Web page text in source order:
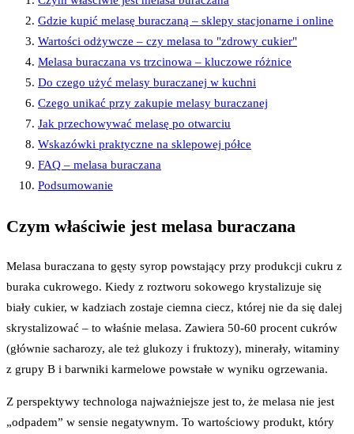
Gdzie kupić melasę buraczaną – sklepy stacjonarne i online
Wartości odżywcze – czy melasa to "zdrowy cukier"
Melasa buraczana vs trzcinowa – kluczowe różnice
Do czego użyć melasy buraczanej w kuchni
Czego unikać przy zakupie melasy buraczanej
Jak przechowywać melasę po otwarciu
Wskazówki praktyczne na sklepowej półce
FAQ – melasa buraczana
Podsumowanie
Czym właściwie jest melasa buraczana
Melasa buraczana to gęsty syrop powstający przy produkcji cukru z
buraka cukrowego. Kiedy z roztworu sokowego krystalizuje się
biały cukier, w kadziach zostaje ciemna ciecz, której nie da się dalej
skrystalizować – to właśnie melasa. Zawiera 50-60 procent cukrów
(głównie sacharozy, ale też glukozy i fruktozy), minerały, witaminy
z grupy B i barwniki karmelowe powstałe w wyniku ogrzewania.
Z perspektywy technologa najważniejsze jest to, że melasa nie jest
„odpadem” w sensie negatywnym. To wartościowy produkt, który